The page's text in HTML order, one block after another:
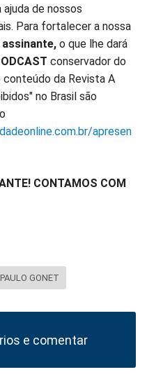
de nossos
Para fortalecer a nossa
assinante, o que lhe dará
conservador do
da Revista A
no Brasil são
apresen
CONTAMOS COM
PAULO GONET
e comentar